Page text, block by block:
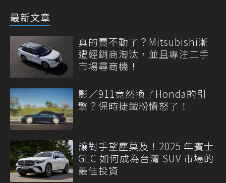
最新文章
真的賣不動了？Mitsubishi漸
遭經銷商淘汰，並且專注二手
市場尋商機！
影／911竟然換了Honda的引
擎？保時捷鐵粉憤怒了！
讓對手望塵莫及！2025 年賓士
GLC 如何成為台灣 SUV 市場的
最佳投資